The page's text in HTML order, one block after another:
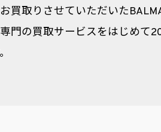
買取りさせていただいた
門の買取サービスをはじめて